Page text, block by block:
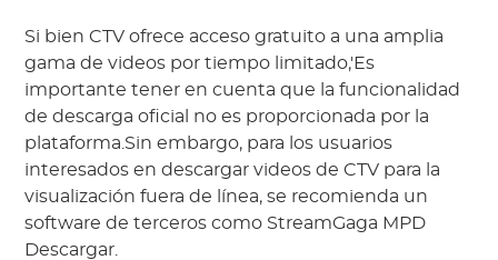
Si bien CTV ofrece acceso gratuito a una amplia
gama de videos por tiempo limitado,'Es
importante tener en cuenta que la funcionalidad
de descarga oficial no es proporcionada por la
plataforma.Sin embargo, para los usuarios
interesados en descargar videos de CTV para la
visualización fuera de línea, se recomienda un
software de terceros como StreamGaga MPD
Descargar.